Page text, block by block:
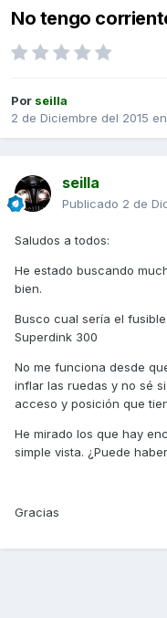
No tengo
Por seilla
2 de Diciembre del 2015 en
seilla
Publicado 2 de
Saludos a todos:
He estado buscando
bien.
Busco cual sería el
Superdink 300
No me funciona desde
inflar las ruedas y no sé
acceso y posición que
He mirado los que hay
simple vista. ¿Puede
Gracias